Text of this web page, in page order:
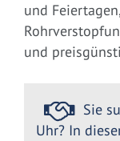
und
und
Sie
Uhr? In